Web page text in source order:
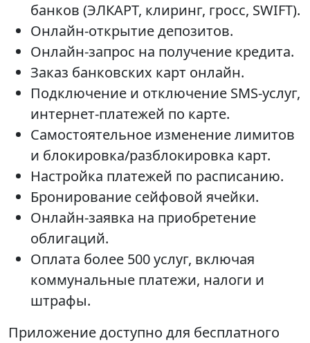
банков (ЭЛКАРТ, клиринг, гросс, SWIFT).
Онлайн-открытие депозитов.
Онлайн-запрос на получение кредита.
Заказ банковских карт онлайн.
Подключение и отключение SMS-услуг,
интернет-платежей по карте.
Самостоятельное изменение лимитов
и блокировка/разблокировка карт.
Настройка платежей по расписанию.
Бронирование сейфовой ячейки.
Онлайн-заявка на приобретение
облигаций.
Оплата более 500 услуг, включая
коммунальные платежи, налоги и
штрафы.
Приложение доступно для бесплатного